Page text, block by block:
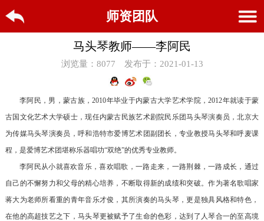
师资团队
马头琴教师——李阿民
浏览量：8077 发布于：2021-01-13
李阿民，男，蒙古族，2010年毕业于内蒙古大学艺术学院，2012年就读于蒙
古国文化艺术大学硕士，现任内蒙古民族艺术剧院民乐团马头琴演奏员，北京大
为传媒马头琴演奏员，呼和浩特市爱博艺术团副团长，专业教授马头琴和呼麦课
程，是爱博艺术团堪称乐器唱功“双绝”的优秀专业教师。
李阿民从小就喜欢音乐，喜欢唱歌，一路走来，一路荆棘，一路成长，通过
自己的不懈努力和父母的精心培养，不断取得新的成绩和突破。作为著名歌唱家
蒋大为老师所看重的青年音乐才俊，其所演奏的马头琴，更是独具风格和特色，
在他的高超技艺之下，马头琴更被赋予了生命的色彩，达到了人琴合一的至高境